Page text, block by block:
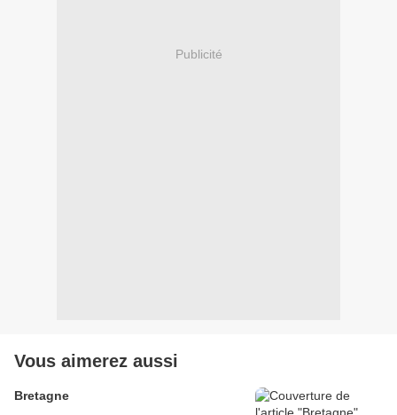
Publicité
Vous aimerez aussi
Bretagne